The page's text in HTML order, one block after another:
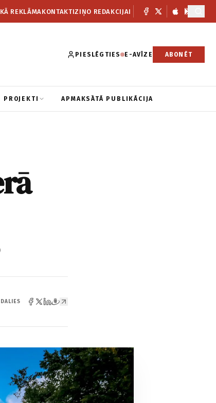
REKLĀMAKONTAKTIZIŅO REDAKCIJAI
PIESLĒGTIES E-AVĪZE ABONĒT
PROJEKTI APMAKSĀTĀ PUBLIKĀCIJA
DALIES